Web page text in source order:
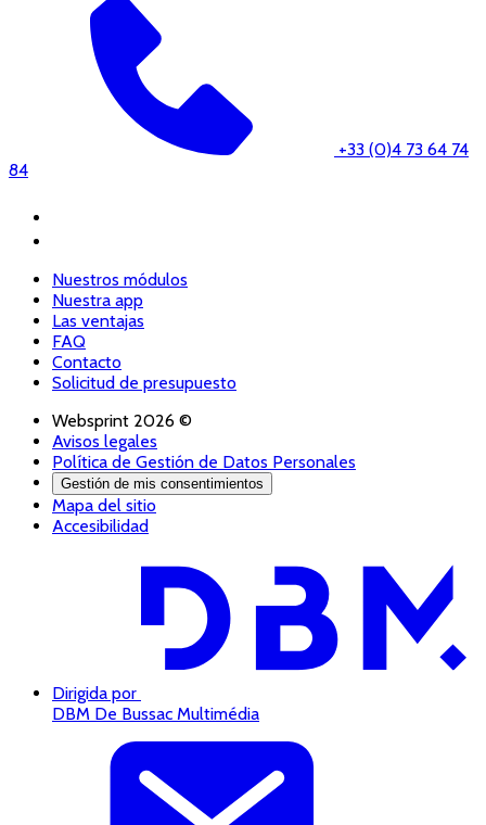
+33 (0)4 73 64 74
84
Nuestros módulos
Nuestra app
Las ventajas
FAQ
Contacto
Solicitud de presupuesto
Websprint 2026 ©
Avisos legales
Política de Gestión de Datos Personales
Gestión de mis consentimientos
Mapa del sitio
Accesibilidad
Dirigida por
DBM De Bussac Multimédia